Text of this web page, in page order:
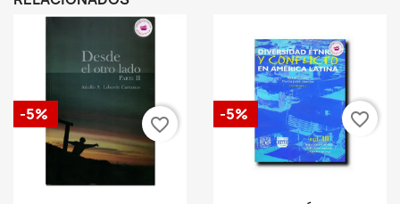
-5%
favorite_border
-5% favorite_border